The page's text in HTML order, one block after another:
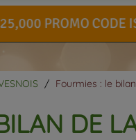
IS YOUR
Fourmies : le
DE